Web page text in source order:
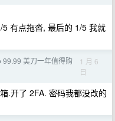
有点拖沓, 最后的 1/5 我就
美刀一年值得购
1 月 6
日
.开了 2FA. 密码我都没改的